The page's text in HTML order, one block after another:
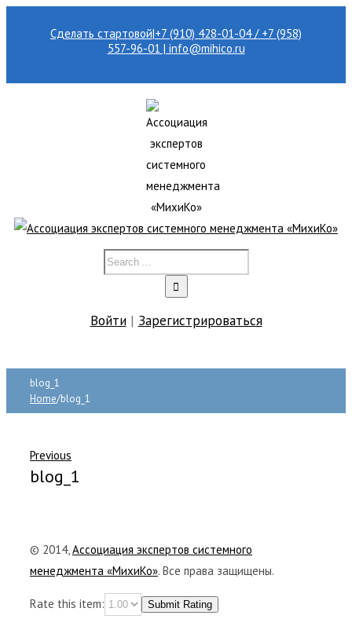
Сделать стартовой|+7 (910) 428-01-04 / +7 (958)
557-96-01 | info@mihico.ru
Войти| Зарегистрироваться
blog_1
Home/blog_1
Previous
blog_1
© 2014,Ассоциация экспертов системного
менеджмента «МихиКо». Все права защищены.
Rate this item: Submit Rating